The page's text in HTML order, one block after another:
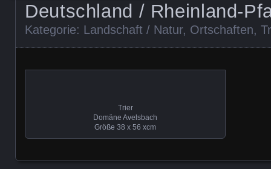
Deutschland / Rheinland-
Kategorie: Landschaft / Natur, Ortschaften,
Trier
Domäne Avelsbach
Größe 38 x 56 xcm